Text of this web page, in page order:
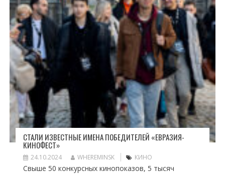
СТАЛИ ИЗВЕСТНЫЕ ИМЕНА ПОБЕДИТЕЛЕЙ «ЕВРАЗИЯ-
КИНОФЕСТ»
24.10.2024 WHEREMINSK КИНО
Свыше 50 конкурсных кинопоказов, 5 тысяч